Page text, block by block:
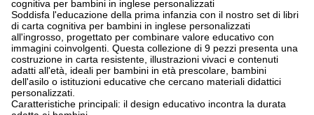
cognitiva per bambini in inglese personalizzati
Soddisfa l'educazione della prima infanzia con il nostro set di libri
di carta cognitiva per bambini in inglese personalizzati
all'ingrosso, progettato per combinare valore educativo con
immagini coinvolgenti. Questa collezione di 9 pezzi presenta una
costruzione in carta resistente, illustrazioni vivaci e contenuti
adatti all'età, ideali per bambini in età prescolare, bambini
dell'asilo o istituzioni educative che cercano materiali didattici
personalizzati.
Caratteristiche principali: il design educativo incontra la durata